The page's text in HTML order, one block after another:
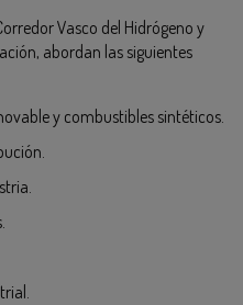
Vasco del Hidrógeno y
abordan las siguientes
y combustibles sintéticos.